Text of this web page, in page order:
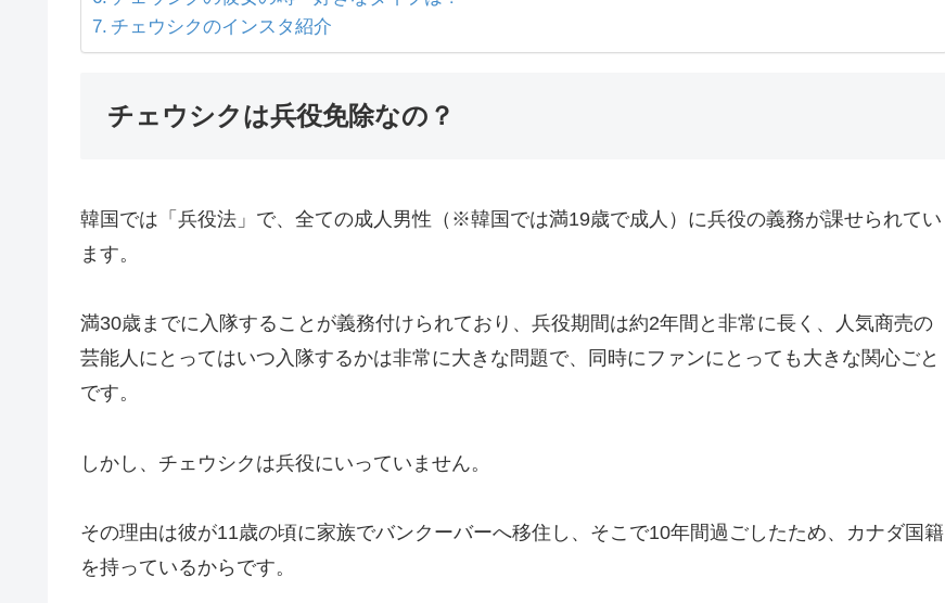
チェウシクのインスタ紹介
チェウシクは兵役免除なの？
韓国では「兵役法」で、全ての成人男性（※韓国では満19歳で成人）に兵役の義務が課せられてい
ます。
満30歳までに入隊することが義務付けられており、兵役期間は約2年間と非常に長く、人気商売の
芸能人にとってはいつ入隊するかは非常に大きな問題で、同時にファンにとっても大きな関心ごと
です。
しかし、チェウシクは兵役にいっていません。
その理由は彼が11歳の頃に家族でバンクーバーへ移住し、そこで10年間過ごしたため、カナダ国籍
を持っているからです。